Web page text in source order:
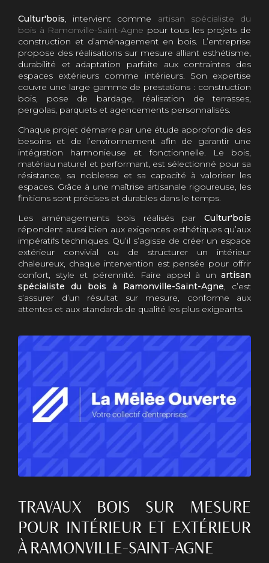
Cultur'bois, intervient comme artisan spécialiste du
bois à Ramonville-Saint-Agne pour tous les projets de
construction et d’aménagement en bois. L’entreprise
propose des réalisations sur mesure alliant esthétisme,
durabilité et adaptation parfaite aux contraintes des
espaces extérieurs comme intérieurs. Son expertise
couvre une large gamme de prestations : construction
bois, pose de bardage, réalisation de terrasses,
pergolas, parquets et agencements personnalisés.
Chaque projet démarre par une étude approfondie des
besoins et de l’environnement afin de garantir une
intégration harmonieuse et fonctionnelle. Le bois,
matériau naturel et performant, est sélectionné pour sa
résistance, sa noblesse et sa capacité à valoriser les
espaces. Grâce à une maîtrise artisanale rigoureuse, les
finitions sont précises et durables dans le temps.
Les aménagements bois réalisés par Cultur'bois
répondent aussi bien aux exigences esthétiques qu’aux
impératifs techniques. Qu’il s’agisse de créer un espace
extérieur convivial ou de structurer un intérieur
chaleureux, chaque intervention est pensée pour offrir
confort, style et pérennité. Faire appel à un artisan
spécialiste du bois à Ramonville-Saint-Agne, c’est
s’assurer d’un résultat sur mesure, conforme aux
attentes et aux standards de qualité les plus exigeants.
TRAVAUX BOIS SUR MESURE
POUR INTÉRIEUR ET EXTÉRIEUR
À RAMONVILLE-SAINT-AGNE